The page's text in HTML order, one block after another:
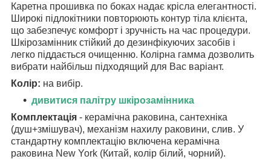
Каретна прошивка по боках надає крісла елегантності.
Широкі підлокітники повторюють контур тіла клієнта,
що забезпечує комфорт і зручність на час процедури.
Шкірозамінник стійкий до дезинфікуючих засобів і
легко піддається очищенню. Колірна гамма дозволить
вибрати найбільш підходящий для Вас варіант.
Колір: на вибір.
дивитися палітру шкірозамінника
Комплектація - керамічна раковина, сантехніка
(душ+змішувач), механізм нахилу раковини, слив. У
стандартну комплектацію включена керамічна
раковина New York (Китай, колір білий, чорний).